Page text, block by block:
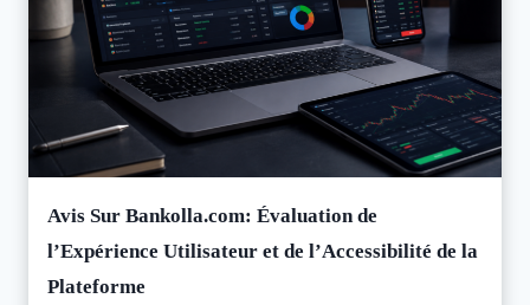
Avis Sur Bankolla.com: Évaluation de
l’Expérience Utilisateur et de l’Accessibilité de la
Plateforme